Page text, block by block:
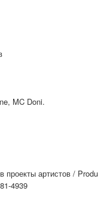
MC Doni.
проекты артистов /
4939